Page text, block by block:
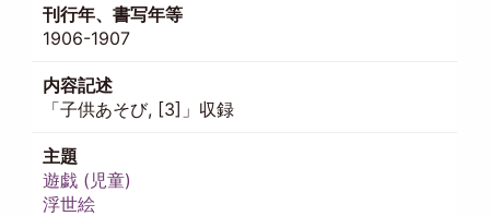
刊行年、書写年等
1906-1907
内容記述
「子供あそび, [3]」収録
主題
遊戯 (児童)
浮世絵